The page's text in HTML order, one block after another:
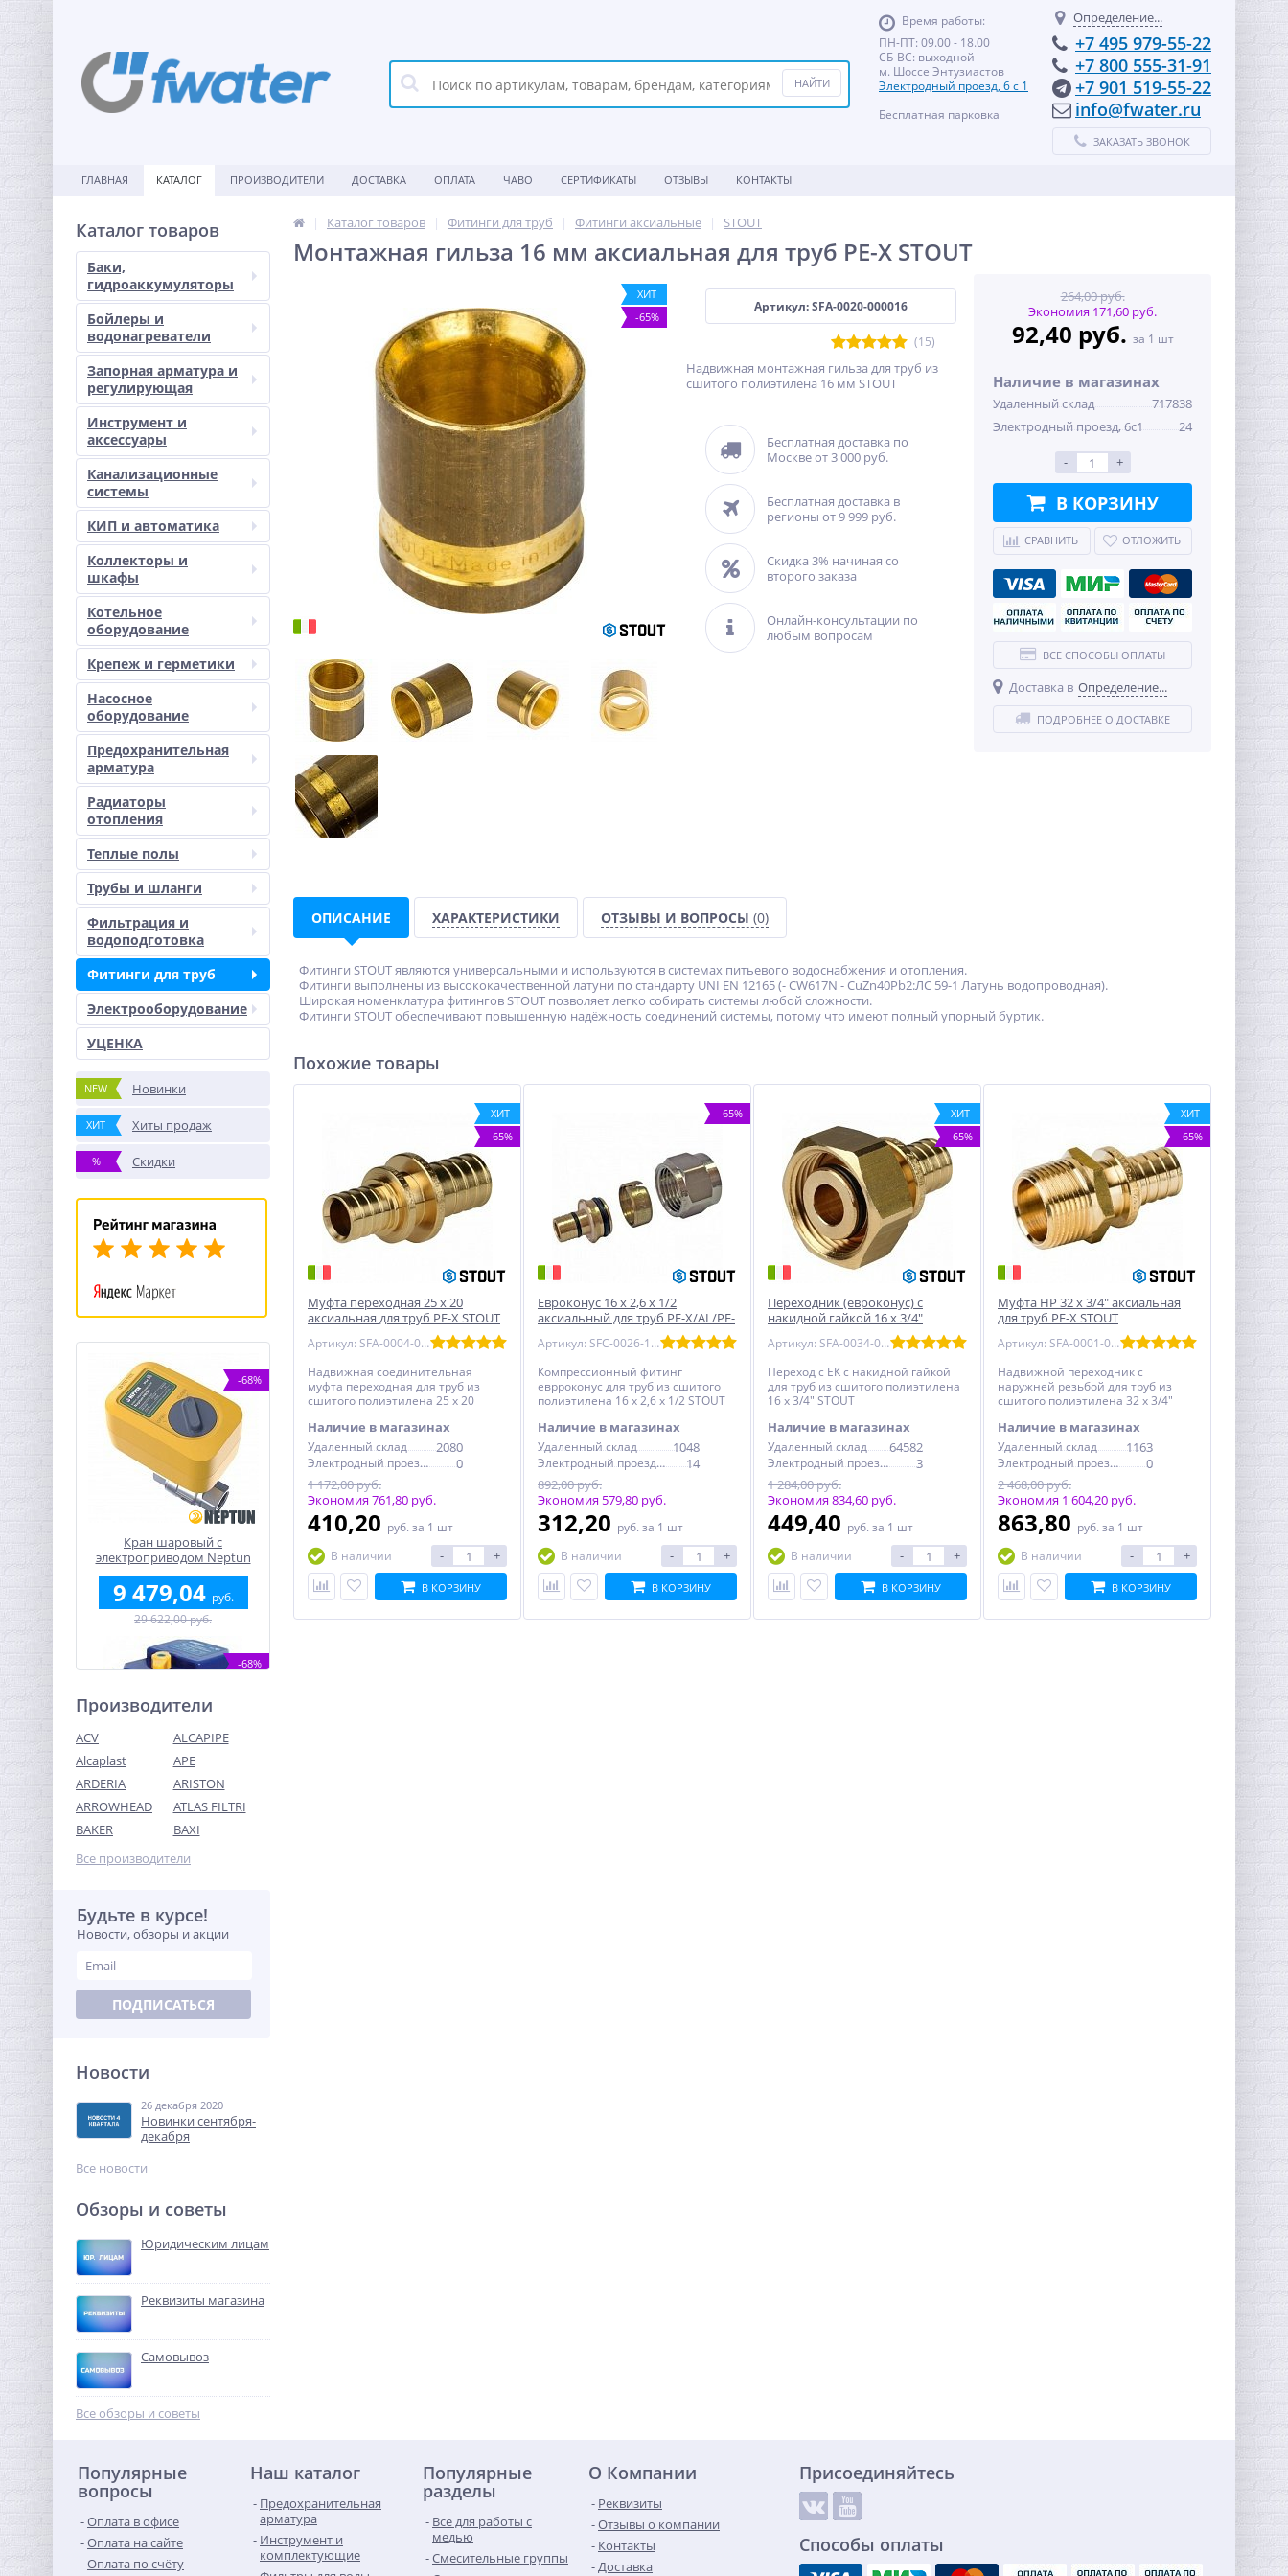
Время работы:
ПН-ПТ: 09.00 - 18.00
СБ-ВС: выходной
м. Шоссе Энтузиастов
Электродный проезд, 6 с 1
Бесплатная парковка
Определение...
+7 495 979-55-22
+7 800 555-31-91
+7 901 519-55-22
info@fwater.ru
ЗАКАЗАТЬ ЗВОНОК
ГЛАВНАЯ КАТАЛОГ ПРОИЗВОДИТЕЛИ ДОСТАВКА ОПЛАТА ЧАВО СЕРТИФИКАТЫ ОТЗЫВЫ КОНТАКТЫ
Каталог товаров
Баки,
гидроаккумуляторы
Бойлеры и
водонагреватели
Запорная арматура и
регулирующая
Инструмент и
аксессуары
Канализационные
системы
КИП и автоматика
Коллекторы и
шкафы
Котельное
оборудование
Крепеж и герметики
Насосное
оборудование
Предохранительная
арматура
Радиаторы
отопления
Теплые полы
Трубы и шланги
Фильтрация и
водоподготовка
Фитинги для труб
Электрооборудование
УЦЕНКА
NEW Новинки
ХИТ Хиты продаж
% Скидки
-68%
Кран шаровый с
электроприводом Neptun
Profi 12В 1"
9 479,04 руб.
29 622,00 руб.
-68%
Кран шаровый с
электроприводом
BugattiPro 220В 3/4"
9 323,52
Муфта резьбовая 3/8" x
3/8" (ВР) латунь UNI-FITT
135,68
Ниппель резьбовой 1"1/4 x
1"1/4 (НР) латунь UNI-FITT
1 257,00 руб.
-68%
Производители
ACV
ALCAPIPE
Alcaplast
APE
ARDERIA
ARISTON
ARROWHEAD
ATLAS FILTRI
BAKER
BAXI
Все производители
Будьте в курсе!
Новости, обзоры и акции
ПОДПИСАТЬСЯ
Новости
26 декабря 2020
Новинки сентября-
декабря
Все новости
Обзоры и советы
Юридическим лицам
Реквизиты магазина
Самовывоз
Все обзоры и советы
Каталог товаров Фитинги для труб Фитинги аксиальные STOUT
Монтажная гильза 16 мм аксиальная для труб PE-X STOUT
ХИТ
-65%
Артикул: SFA-0020-000016
(15)
Надвижная монтажная гильза для труб из
сшитого полиэтилена 16 мм STOUT
Бесплатная доставка по
Москве от 3 000 руб.
Бесплатная доставка в
регионы от 9 999 руб.
Скидка 3% начиная со
второго заказа
Онлайн-консультации по
любым вопросам
264,00 руб.
Экономия 171,60 руб.
92,40 руб. за 1 шт
Наличие в магазинах
Удаленный склад
717838
Электродный проезд, 6с1
24
- +
В КОРЗИНУ
СРАВНИТЬ ОТЛОЖИТЬ
ВСЕ СПОСОБЫ ОПЛАТЫ
Доставка в Определение...
ПОДРОБНЕЕ О ДОСТАВКЕ
ОПИСАНИЕ ХАРАКТЕРИСТИКИ ОТЗЫВЫ И ВОПРОСЫ (0)
Фитинги STOUT являются универсальными и используются в системах питьевого водоснабжения и отопления.
Фитинги выполнены из высококачественной латуни по стандарту UNI EN 12165 (- CW617N - CuZn40Pb2:ЛС 59-1 Латунь водопроводная).
Широкая номенклатура фитингов STOUT позволяет легко собирать системы любой сложности.
Фитинги STOUT обеспечивают повышенную надёжность соединений системы, потому что имеют полный упорный буртик.
Похожие товары
ХИТ
-65%
Муфта переходная 25 x 20
аксиальная для труб PE-X STOUT
Артикул: SFA-0004-002520
Надвижная соединительная
муфта переходная для труб из
сшитого полиэтилена 25 x 20
Наличие в магазинах
Удаленный склад 2080
Электродный проезд, 6с1
0
1 172,00 руб.
Экономия 761,80 руб.
410,20 руб. за 1 шт
В наличии
- +
В КОРЗИНУ
-65%
Евроконус 16 х 2,6 х 1/2
аксиальный для труб PE-X/AL/PE-
Артикул: SFC-0026-162612
Компрессионный фитинг
еврроконус для труб из сшитого
полиэтилена 16 х 2,6 х 1/2 STOUT
Наличие в магазинах
Удаленный склад 1048
Электродный проезд, 6с1
14
892,00 руб.
Экономия 579,80 руб.
312,20 руб. за 1 шт
В наличии
- +
В КОРЗИНУ
ХИТ
-65%
Переходник (евроконус) с
накидной гайкой 16 x 3/4"
аксиальный для труб PE-X STOUT
Артикул: SFA-0034-001634
Переход с ЕК с накидной гайкой
для труб из сшитого полиэтилена
16 x 3/4" STOUT
Наличие в магазинах
Удаленный склад 64582
Электродный проезд, 6с1
3
1 284,00 руб.
Экономия 834,60 руб.
449,40 руб. за 1 шт
В наличии
- +
В КОРЗИНУ
ХИТ
-65%
Муфта НР 32 x 3/4" аксиальная
для труб PE-X STOUT
Артикул: SFA-0001-003234
Надвижной переходник с
наружней резьбой для труб из
сшитого полиэтилена 32 x 3/4"
Наличие в магазинах
Удаленный склад 1163
Электродный проезд, 6с1
0
2 468,00 руб.
Экономия 1 604,20 руб.
863,80 руб. за 1 шт
В наличии
- +
В КОРЗИНУ
Популярные
вопросы
Оплата в офисе
Оплата на сайте
Оплата по счёту
Наш каталог
Предохранительная
арматура
Инструмент и
комплектующие
Популярные
разделы
Все для работы с
медью
Смесительные группы
О Компании
Реквизиты
Отзывы о компании
Контакты
Доставка
Присоединяйтесь
Способы оплаты